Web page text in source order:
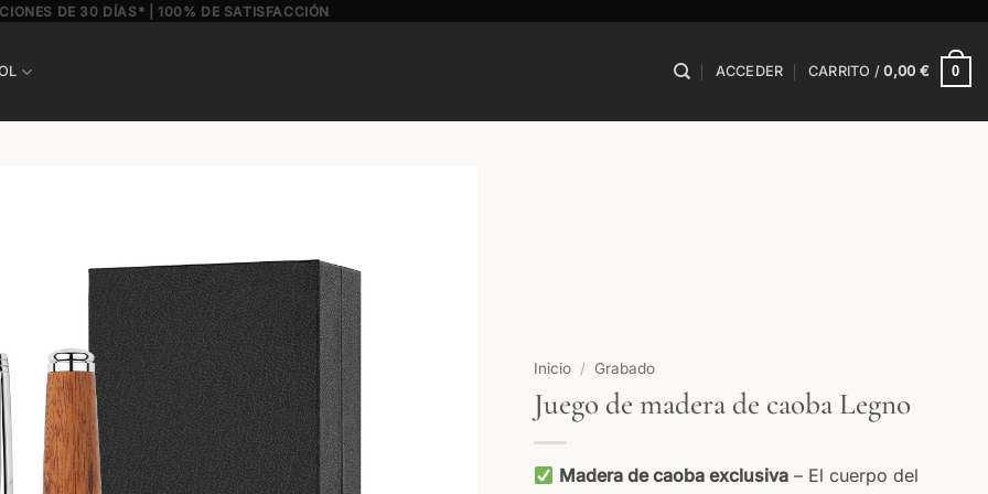
DE 30 DÍAS* | 100% DE SATISFACCIÓN
ACCEDER CARRITO /0,00 € 0
Inicio / Grabado
Juego de madera de caoba Legno
Madera de caoba exclusiva – El cuerpo del